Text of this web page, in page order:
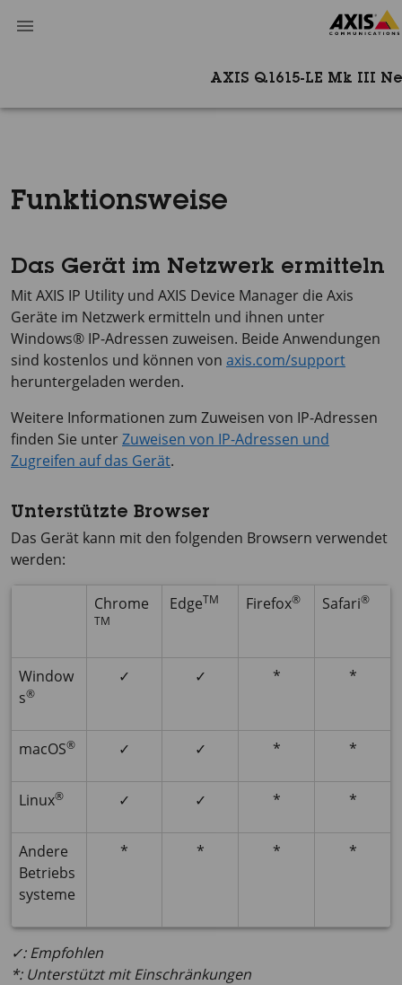
AXIS Q1615-LE Mk III
Funktionsweise
Das Gerät im Netzwerk ermitteln
MitAXIS IP Utility und AXIS Device Manager die Axis
Geräte im Netzwerk ermitteln und ihnen unter
Windows® IP-Adressen zuweisen. Beide Anwendungen
sind kostenlos und können von axis.com/support
heruntergeladen werden.
Weitere Informationen zum Zuweisen von IP-Adressen
finden Sie unterZuweisen von IP-Adressen und
Zugreifen auf das Gerät.
Unterstützte Browser
Das Gerät kann mit den folgenden Browsern verwendet
werden:
Chrome
TM
EdgeTM Firefox® Safari®
Window
s®
✓ ✓ * *
macOS® ✓ ✓ * *
Linux® ✓ ✓ * *
Andere
Betriebs
systeme
* * * *
✓: Empfohlen
*: Unterstützt mit Einschränkungen